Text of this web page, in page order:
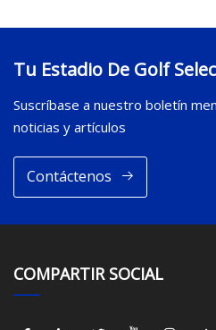
Tu Estadio De Golf
Suscríbase a nuestro boletín
noticias y artículos
Contáctenos
COMPARTIR SOCIAL